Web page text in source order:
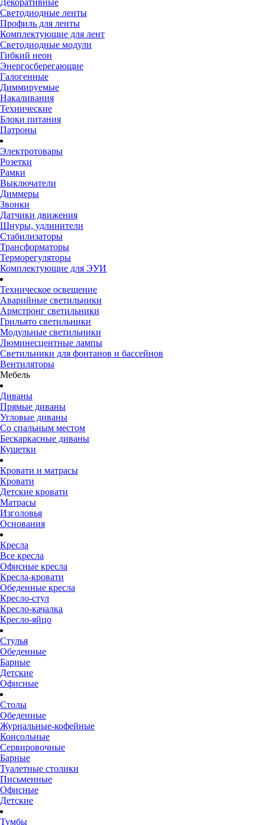
Декоративные
Светодиодные ленты
Профиль для ленты
Комплектующие для лент
Светодиодные модули
Гибкий неон
Энергосберегающие
Галогенные
Диммируемые
Накаливания
Технические
Блоки питания
Патроны
Электротовары
Розетки
Рамки
Выключатели
Диммеры
Звонки
Датчики движения
Шнуры, удлинители
Стабилизаторы
Трансформаторы
Терморегуляторы
Комплектующие для ЭУИ
Техническое освещение
Аварийные светильники
Армстронг светильники
Грильято светильники
Модульные светильники
Люминесцентные лампы
Светильники для фонтанов и бассейнов
Вентиляторы
Мебель
Диваны
Прямые диваны
Угловые диваны
Со спальным местом
Бескаркасные диваны
Кушетки
Кровати и матрасы
Кровати
Детские кровати
Матрасы
Изголовья
Основания
Кресла
Все кресла
Офисные кресла
Кресла-кровати
Обеденные кресла
Кресло-стул
Кресло-качалка
Кресло-яйцо
Стулья
Обеденные
Барные
Детские
Офисные
Столы
Обеденные
Журнальные-кофейные
Консольные
Сервировочные
Барные
Туалетные столики
Письменные
Офисные
Детские
Тумбы